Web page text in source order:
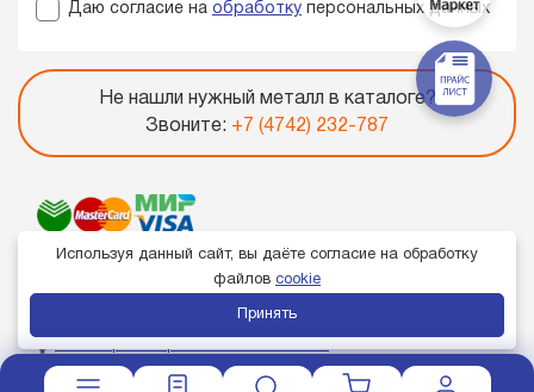
Даю согласие на обработку персональных данных
Не нашли нужный металл в каталоге?
Звоните: +7 (4742) 232-787
Используя данный сайт, вы даёте согласие на обработку
файлов cookie
Принять